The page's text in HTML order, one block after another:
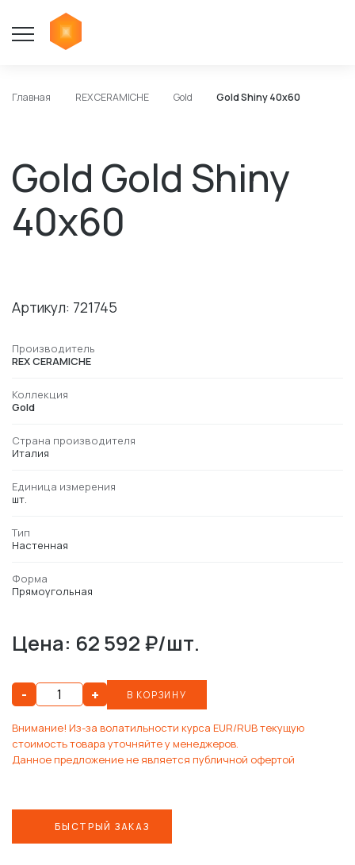
Главная REX CERAMICHE Gold Gold Shiny 40x60
Gold Gold Shiny
40x60
Артикул: 721745
Производитель
REX CERAMICHE
Коллекция
Gold
Страна производителя
Италия
Единица измерения
шт.
Тип
Настенная
Форма
Прямоугольная
Цена: 62 592 ₽/шт.
- + В КОРЗИНУ
Внимание! Из-за волатильности курса EUR/RUB текущую
стоимость товара уточняйте у менеджеров.
Данное предложение не является публичной офертой
БЫСТРЫЙ ЗАКАЗ